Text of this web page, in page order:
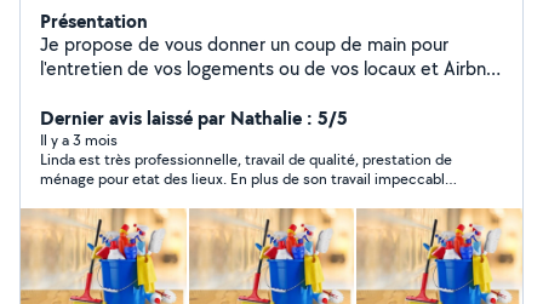
Présentation
Je propose de vous donner un coup de main pour
l'entretien de vos logements ou de vos locaux et Airbnb
ponctuel ou régulier . Ménage classique Nettoyage
après fête Grand nettoyage Ménage état des lieux Aide
ménage pour les personnes âgées Ménage location de
vacances ou saisonnière Nettoyage post
déménagement Lavage des vitres sans matériel
spécifique Je suis soigneuse, ponctuelle et sérieuse. Je
dispose des produits de base , mais je peux aussi utiliser
les vôtres si vous préférez.
Dernier avis laissé par Nathalie : 5/5
Il y a 3 mois
Linda est très professionnelle, travail de qualité, prestation de
ménage pour etat des lieux. En plus de son travail impeccable ,
Nathalie